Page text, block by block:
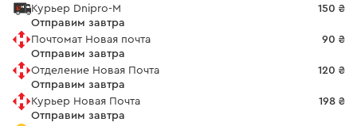
Курьер Dnipro-M
Отправим завтра
150 ₴
Почтомат Новая почта
Отправим завтра
90 ₴
Отделение Новая Почта
Отправим завтра
120 ₴
Курьер Новая Почта
Отправим завтра
198 ₴